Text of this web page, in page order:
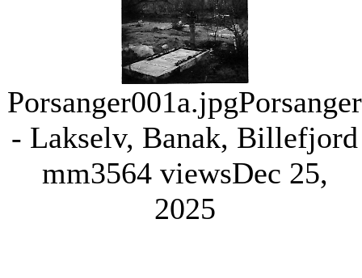
Porsanger001a.jpgPorsanger
- Lakselv, Banak, Billefjord
mm3564 viewsDec 25,
2025